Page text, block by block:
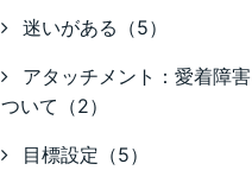
迷いがある（5）
アタッチメント：愛着障
ついて（2）
目標設定（5）